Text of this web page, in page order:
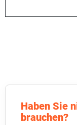
Haben Sie
brauchen?